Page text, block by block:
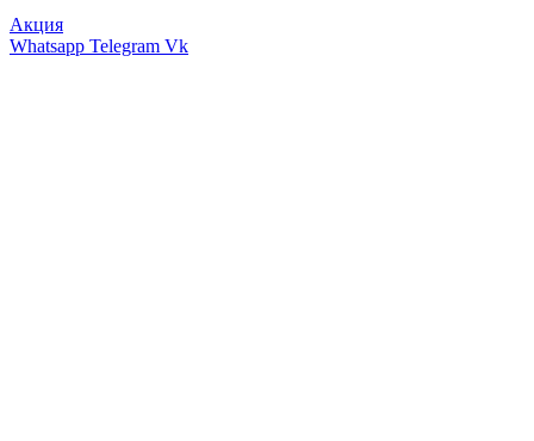
Акция
Whatsapp Telegram Vk